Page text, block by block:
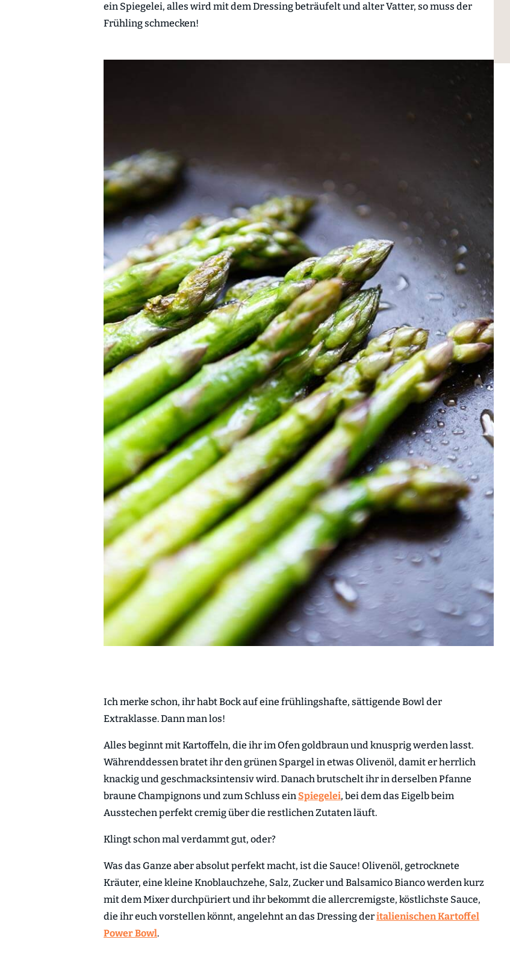
ein Spiegelei, alles wird mit dem Dressing beträufelt und alter Vatter, so muss der
Frühling schmecken!
Ich merke schon, ihr habt Bock auf eine frühlingshafte, sättigende Bowl der
Extraklasse. Dann man los!
Alles beginnt mit Kartoffeln, die ihr im Ofen goldbraun und knusprig werden lasst.
Währenddessen bratet ihr den grünen Spargel in etwas Olivenöl, damit er herrlich
knackig und geschmacksintensiv wird. Danach brutschelt ihr in derselben Pfanne
braune Champignons und zum Schluss ein Spiegelei, bei dem das Eigelb beim
Ausstechen perfekt cremig über die restlichen Zutaten läuft.
Klingt schon mal verdammt gut, oder?
Was das Ganze aber absolut perfekt macht, ist die Sauce! Olivenöl, getrocknete
Kräuter, eine kleine Knoblauchzehe, Salz, Zucker und Balsamico Bianco werden kurz
mit dem Mixer durchpüriert und ihr bekommt die allercremigste, köstlichste Sauce,
die ihr euch vorstellen könnt, angelehnt an das Dressing deritalienischen Kartoffel
Power Bowl.